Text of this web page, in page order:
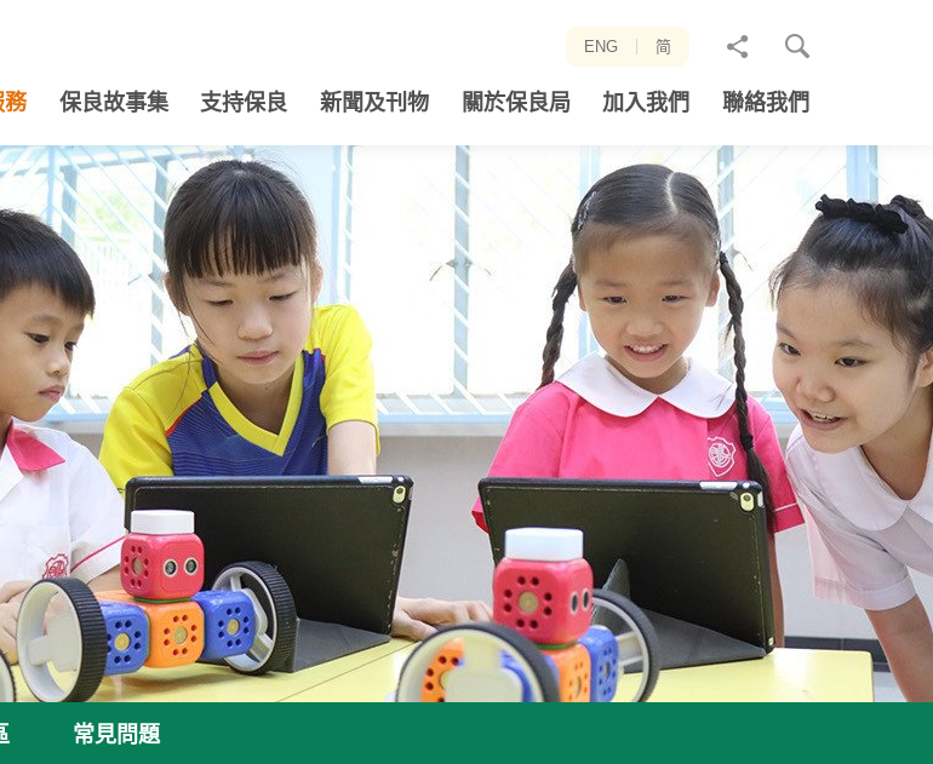
ENG 简
分
至
務 保良故事集 支持保良 新聞及刊物 關於保良局 加入我們 聯絡我們
常見問題